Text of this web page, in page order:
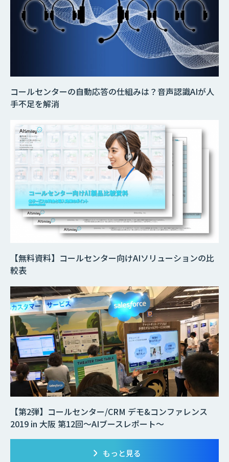
【第2弾】コールセンター/CRM デモ&コンファレンス
2019 in 大阪 第12回～AIブースレポート～
コールセンターの自動応答の仕組みは？音声認識AIが人
手不足を解消
【無料資料】コールセンター向けAIソリューションの比
較表
もっと見る